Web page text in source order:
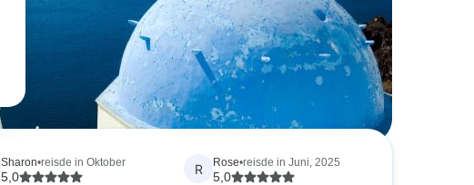
Sharon•reisde in Oktober
5,0
R Rose•reisde in Juni, 2025
5,0